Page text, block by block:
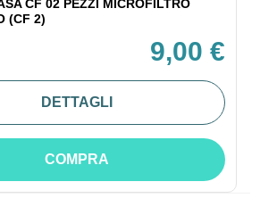
CF 02 PEZZI MICROFILTRO
(CF 2)
9,00 €
DETTAGLI
COMPRA